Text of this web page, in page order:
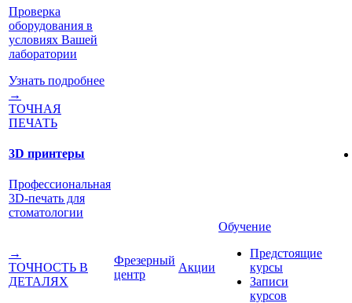
Проверка
оборудования в
условиях Вашей
лаборатории
Узнать подробнее
→
ТОЧНАЯ
ПЕЧАТЬ
3D принтеры
Профессиональная
3D-печать для
стоматологии
→
ТОЧНОСТЬ В
ДЕТАЛЯХ
Фрезерный
центр
Акции
Обучение
Предстоящие
курсы
Записи
курсов